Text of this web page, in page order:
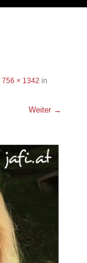
756 × 1342 in
Weiter →